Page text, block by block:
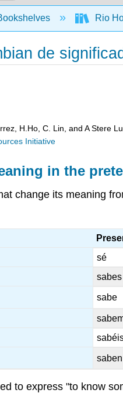
hierarchy Rio
de
H.Ho, C. Lin, and A Stere
Initiative
in the
change its meaning
sé
sabes
sabe
saben
to express "to know